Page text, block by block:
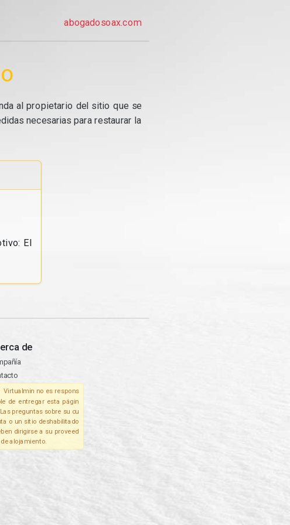
abogadosoax.com
al propietario del sitio que se
necesarias para restaurar la
El
de
Virtualmin no es respons
de entregar esta págin
preguntas sobre su cu
o un sitio deshabilitado
dirigirse a su proveed
de alojamiento.